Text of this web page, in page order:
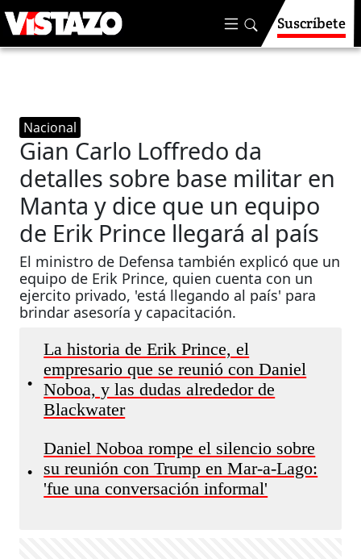
Suscríbete
Nacional
Gian Carlo Loffredo da
detalles sobre base militar en
Manta y dice que un equipo
de Erik Prince llegará al país
El ministro de Defensa también explicó que un
equipo de Erik Prince, quien cuenta con un
ejercito privado, 'está llegando al país' para
brindar asesoría y capacitación.
•
La historia de Erik Prince, el
empresario que se reunió con Daniel
Noboa, y las dudas alrededor de
Blackwater
•
Daniel Noboa rompe el silencio sobre
su reunión con Trump en Mar-a-Lago:
'fue una conversación informal'